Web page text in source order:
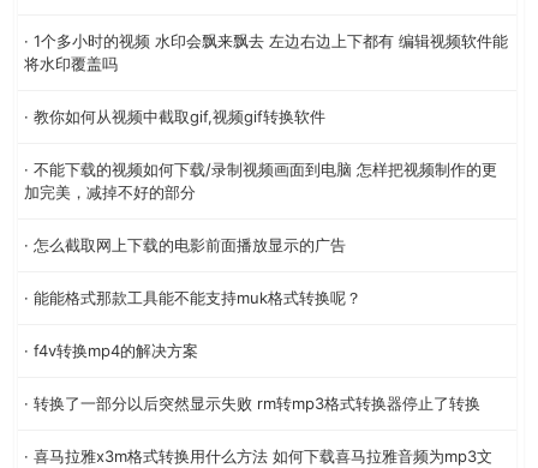
· 1个多小时的视频 水印会飘来飘去 左边右边上下都有 编辑视频软件能
将水印覆盖吗
· 教你如何从视频中截取gif,视频gif转换软件
· 不能下载的视频如何下载/录制视频画面到电脑 怎样把视频制作的更
加完美，减掉不好的部分
· 怎么截取网上下载的电影前面播放显示的广告
· 能能格式那款工具能不能支持muk格式转换呢？
· f4v转换mp4的解决方案
· 转换了一部分以后突然显示失败 rm转mp3格式转换器停止了转换
· 喜马拉雅x3m格式转换用什么方法 如何下载喜马拉雅音频为mp3文